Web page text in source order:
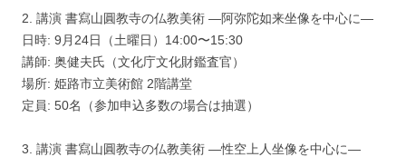
2. 講演 書寫山圓教寺の仏教美術 ―阿弥陀如来坐像を中心に―
日時: 9月24日（土曜日）14:00〜15:30
講師: 奥健夫氏（文化庁文化財鑑査官）
場所: 姫路市立美術館 2階講堂
定員: 50名（参加申込多数の場合は抽選）
3. 講演 書寫山圓教寺の仏教美術 ―性空上人坐像を中心に―